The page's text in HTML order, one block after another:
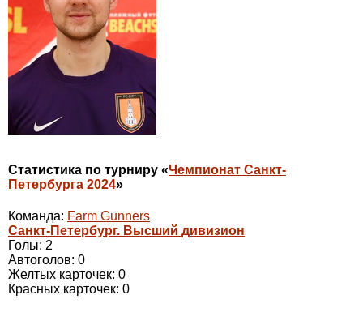
Статистика по турниру «Чемпионат Санкт-
Петербурга 2024»
Команда: Farm Gunners
Санкт-Петербург. Высший дивизион
Голы: 2
Автоголов: 0
Желтых карточек: 0
Красных карточек: 0